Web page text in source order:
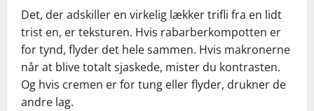
Det, der adskiller en virkelig lækker trifli fra en lidt
trist en, er teksturen. Hvis rabarberkompotten er
for tynd, flyder det hele sammen. Hvis makronerne
når at blive totalt sjaskede, mister du kontrasten.
Og hvis cremen er for tung eller flyder, drukner de
andre lag.